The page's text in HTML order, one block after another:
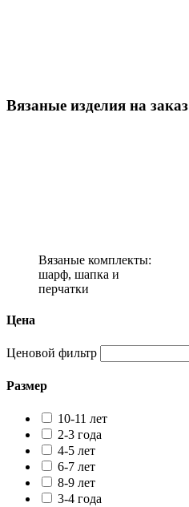
Вязаные изделия на заказ
Вязаные комплекты:
шарф, шапка и
перчатки
Цена
Ценовой фильтр
Размер
10-11 лет
2-3 года
4-5 лет
6-7 лет
8-9 лет
3-4 года